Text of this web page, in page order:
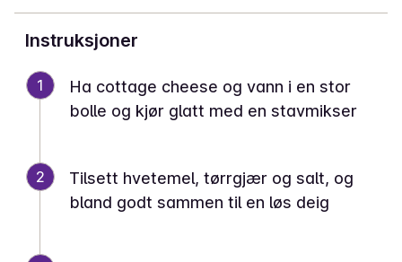
Instruksjoner
1
Ha cottage cheese og vann i en stor
bolle og kjør glatt med en stavmikser
2
Tilsett hvetemel, tørrgjær og salt, og
bland godt sammen til en løs deig